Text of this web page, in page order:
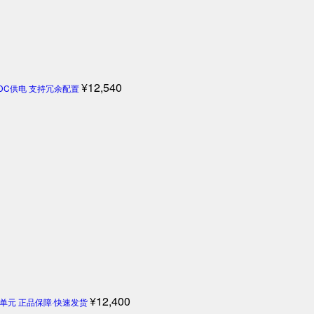
供电 支持冗余配置¥12,540
元 正品保障·快速发货¥12,400